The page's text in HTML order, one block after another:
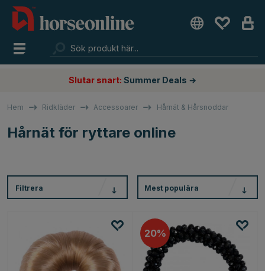
Slutar snart: Summer Deals →
Hem Ridkläder Accessoarer Hårnät & Hårsnoddar
Hårnät för ryttare online
Filtrera Mest populära
20